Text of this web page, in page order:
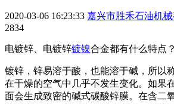
2020-03-06 16:23:33 嘉兴市胜禾石油机械
2834
电镀锌、电镀锌镀镍合金都有什么特点？
镀锌，锌易溶于酸，也能溶于碱，所以
在干燥的空气中几乎不发生变化。如果
面会生成致密的碱式碳酸锌膜。在含二